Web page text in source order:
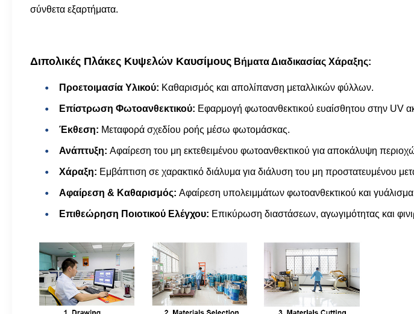
σύνθετα εξαρτήματα.
Διπολικές Πλάκες Κυψελών Καυσίμους Βήματα Διαδικασίας Χάραξης:
Προετοιμασία Υλικού: Καθαρισμός και απολίπανση μεταλλικών φύλλων.
Επίστρωση Φωτοανθεκτικού: Εφαρμογή φωτοανθεκτικού ευαίσθητου στην UV
Έκθεση: Μεταφορά σχεδίου ροής μέσω φωτομάσκας.
Ανάπτυξη: Αφαίρεση του μη εκτεθειμένου φωτοανθεκτικού για αποκάλυψη
Χάραξη: Εμβάπτιση σε χαρακτικό διάλυμα για διάλυση του μη προστατευμένου
Αφαίρεση & Καθαρισμός: Αφαίρεση υπολειμμάτων φωτοανθεκτικού και
Επιθεώρηση Ποιοτικού Ελέγχου: Επικύρωση διαστάσεων, αγωγιμότητας και